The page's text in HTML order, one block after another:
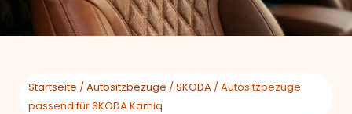
Startseite /Autositzbezüge /SKODA / Autositzbezüge
passend für SKODA Kamiq